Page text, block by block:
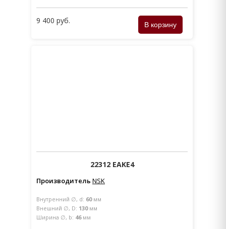
9 400 руб.
22312 EAKE4
Производитель NSK
Внутренний ∅, d: 60мм
Внешний ∅, D: 130мм
Ширина ∅, b: 46мм